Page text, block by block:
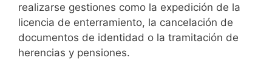
realizarse gestiones como la expedición de la
licencia de enterramiento, la cancelación de
documentos de identidad o la tramitación de
herencias y pensiones.